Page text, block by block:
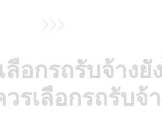
ลือกรถรับจ้างยั
รเลือกรถรับจ้